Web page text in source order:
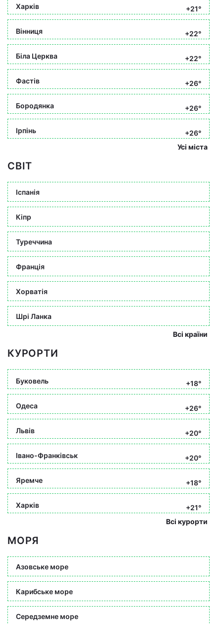
Харків +21°
Вінниця +22°
Біла Церква +22°
Фастів +26°
Бородянка +26°
Ірпінь
+26°
Усі міста
СВІТ
Іспанія
Кіпр
Туреччина
Франція
Хорватія
Шрі Ланка
Всі країни
КУРОРТИ
Буковель +18°
Одеса +26°
Львів +20°
Івано-Франківськ +20°
Яремче +18°
Харків
+21°
Всі курорти
МОРЯ
Азовське море
Карибське море
Середземне море